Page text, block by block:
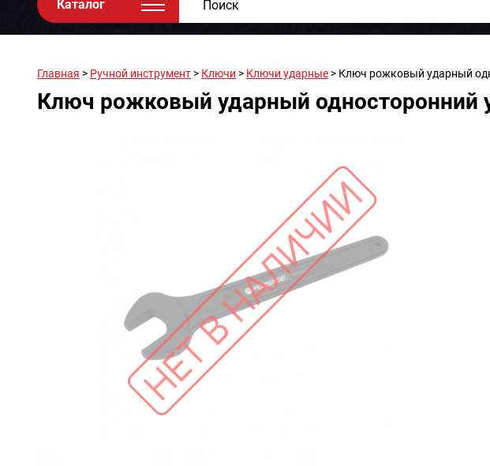
Каталог
Главная > Ручной инструмент > Ключи > Ключи ударные > Ключ рожковый ударный
Ключ рожковый ударный односторонний